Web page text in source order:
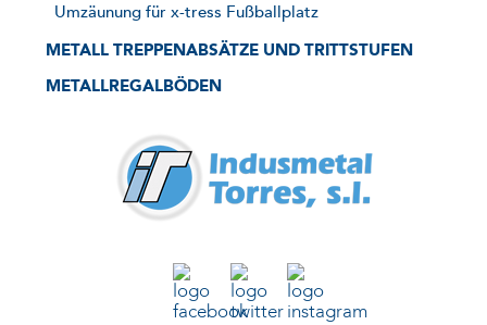
Umzäunung für x-tress Fußballplatz
METALL TREPPENABSÄTZE UND TRITTSTUFEN
METALLREGALBÖDEN